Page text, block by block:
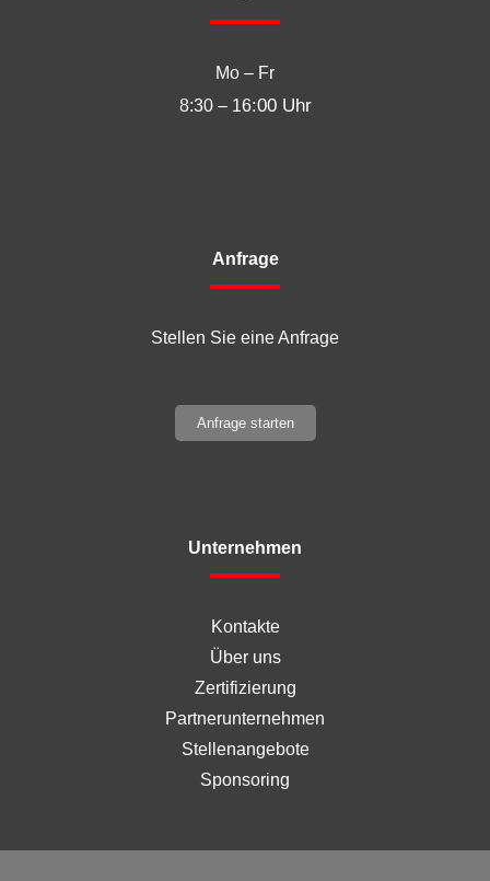
Mo – Fr
8:30 – 16:00 Uhr
Anfrage
Stellen Sie eine Anfrage
Anfrage starten
Unternehmen
Kontakte
Über uns
Zertifizierung
Partnerunternehmen
Stellenangebote
Sponsoring